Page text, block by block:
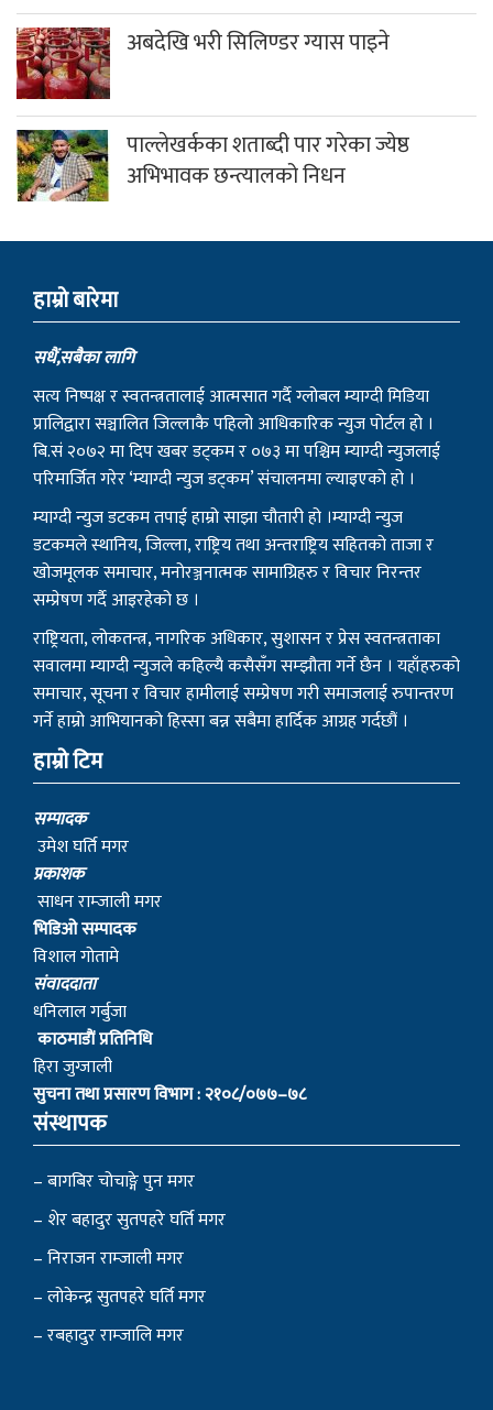
अबदेखि भरी सिलिण्डर ग्यास पाइने
पाल्लेखर्कका शताब्दी पार गरेका ज्येष्ठ
अभिभावक छन्त्यालको निधन
हाम्राे बारेमा
सधैं,सबैका लागि
सत्य निष्पक्ष र स्वतन्त्रतालाई आत्मसात गर्दै ग्लोबल म्याग्दी मिडिया
प्रालिद्वारा सञ्चालित जिल्लाकै पहिलो आधिकारिक न्युज पोर्टल हो ।
बि.सं २०७२ मा दिप खबर डट्कम र ०७३ मा पश्चिम म्याग्दी न्युजलाई
परिमार्जित गरेर ‘म्याग्दी न्युज डट्कम’ संचालनमा ल्याइएको हो ।
म्याग्दी न्युज डटकम तपाई हाम्रो साझा चौतारी हो ।म्याग्दी न्युज
डटकमले स्थानिय, जिल्ला, राष्ट्रिय तथा अन्तराष्ट्रिय सहितको ताजा र
खोजमूलक समाचार, मनोरञ्जनात्मक सामाग्रिहरु र विचार निरन्तर
सम्प्रेषण गर्दै आइरहेको छ ।
राष्ट्रियता, लोकतन्त्र, नागरिक अधिकार, सुशासन र प्रेस स्वतन्त्रताका
सवालमा म्याग्दी न्युजले कहिल्यै कसैसँग सम्झौता गर्ने छैन । यहाँहरुको
समाचार, सूचना र विचार हामीलाई सम्प्रेषण गरी समाजलाई रुपान्तरण
गर्ने हाम्रो आभियानको हिस्सा बन्न सबैमा हार्दिक आग्रह गर्दछौं ।
हाम्रो टिम
सम्पादक
उमेश घर्ति मगर
प्रकाशक
साधन राम्जाली मगर
भिडिओ सम्पादक
विशाल गोतामे
स‌ंवाददाता
धनिलाल गर्बुजा
काठमाडाैं प्रतिनिधि
हिरा जुग्जाली
सुचना तथा प्रसारण विभाग : २१०८/०७७–७८
संस्थापक
– बागबिर चोचाङ्गे पुन मगर
– शेर बहादुर सुतपहरे घर्ति मगर
– निराजन राम्जाली मगर
– लोकेन्द्र सुतपहरे घर्ति मगर
– रबहादुर राम्जालि मगर